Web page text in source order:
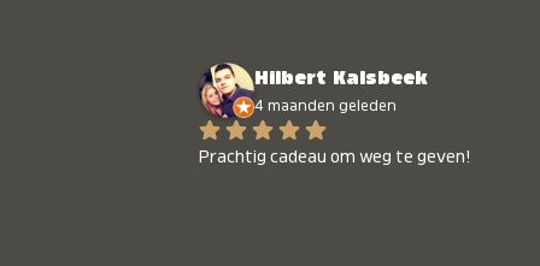
Hilbert Kalsbeek
4 maanden geleden
Prachtig cadeau om weg te geven!